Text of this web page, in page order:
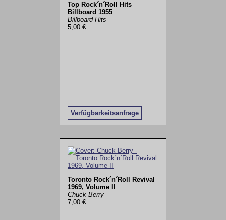
Top Rock´n´Roll Hits
Billboard 1955
Billboard Hits
5,00 €
Verfügbarkeitsanfrage
Toronto Rock´n´Roll Revival
1969, Volume II
Chuck Berry
7,00 €